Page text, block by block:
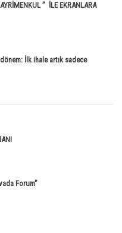
” İLE EKRANLARA
İlk ihale artık sadece
Forum”